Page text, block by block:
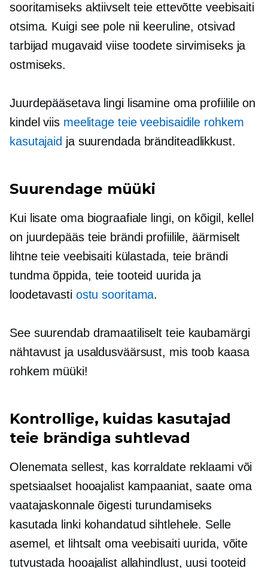
sooritamiseks aktiivselt teie ettevõtte veebisaiti
otsima. Kuigi see pole nii keeruline, otsivad
tarbijad mugavaid viise toodete sirvimiseks ja
ostmiseks.
Juurdepääsetava lingi lisamine oma profiilile on
kindel viis meelitage teie veebisaidile rohkem
kasutajaid ja suurendada bränditeadlikkust.
Suurendage müüki
Kui lisate oma biograafiale lingi, on kõigil, kellel
on juurdepääs teie brändi profiilile, äärmiselt
lihtne teie veebisaiti külastada, teie brändi
tundma õppida, teie tooteid uurida ja
loodetavasti ostu sooritama.
See suurendab dramaatiliselt teie kaubamärgi
nähtavust ja usaldusväärsust, mis toob kaasa
rohkem müüki!
Kontrollige, kuidas kasutajad
teie brändiga suhtlevad
Olenemata sellest, kas korraldate reklaami või
spetsiaalset hooajalist kampaaniat, saate oma
vaatajaskonnale õigesti turundamiseks
kasutada linki kohandatud sihtlehele. Selle
asemel, et lihtsalt oma veebisaiti uurida, võite
tutvustada hooajalist allahindlust, uusi tooteid